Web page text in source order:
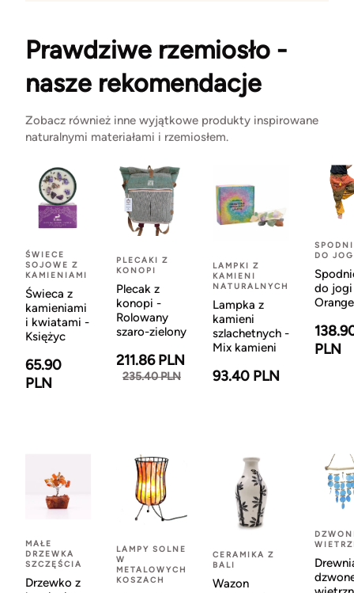
Prawdziwe rzemiosło -
nasze rekomendacje
Zobacz również inne wyjątkowe produkty inspirowane
naturalnymi materiałami i rzemiosłem.
ŚWIECE
SOJOWE Z
KAMIENIAMI
Świeca z
kamieniami
i kwiatami -
Księżyc
65.90
PLN
PLECAKI Z
KONOPI
Plecak z
konopi -
Rolowany
szaro-zielony
211.86 PLN
235.40 PLN
LAMPKI Z
KAMIENI
NATURALNYCH
Lampka z
kamieni
szlachetnych -
Mix kamieni
93.40 PLN
DO
do
Orange
PLN
MAŁE
DRZEWKA
SZCZĘŚCIA
Drzewko z
LAMPY SOLNE
W
METALOWYCH
KOSZACH
CERAMIKA Z
BALI
Wazon